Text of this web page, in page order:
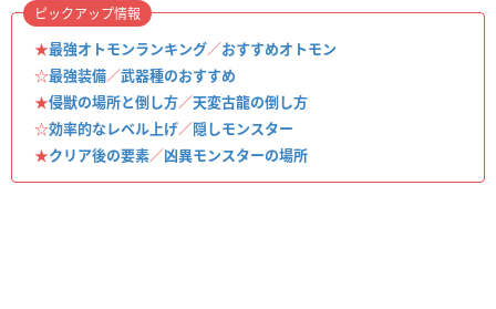
★最強オトモンランキング／おすすめオトモン
☆最強装備／武器種のおすすめ
★侵獣の場所と倒し方／天変古龍の倒し方
☆効率的なレベル上げ／隠しモンスター
★クリア後の要素／凶異モンスターの場所
ピックアップ情報